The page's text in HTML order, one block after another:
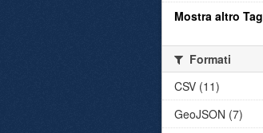
Mostra altro Tag
Formati
CSV (11)
GeoJSON (7)